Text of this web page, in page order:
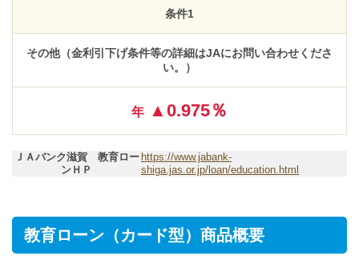
条件1
その他（金利引下げ条件等の詳細はJAにお問い合わせくださ
い。）
年 ▲0.975％
ＪＡバンク滋賀 教育ロー
ンＨＰ
https://www.jabank-
shiga.jas.or.jp/loan/education.html
教育ローン（カード型）商品概要